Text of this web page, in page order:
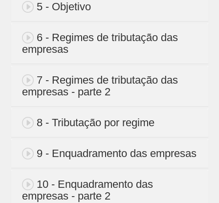
5 - Objetivo
6 - Regimes de tributação das
empresas
7 - Regimes de tributação das
empresas - parte 2
8 - Tributação por regime
9 - Enquadramento das empresas
10 - Enquadramento das
empresas - parte 2